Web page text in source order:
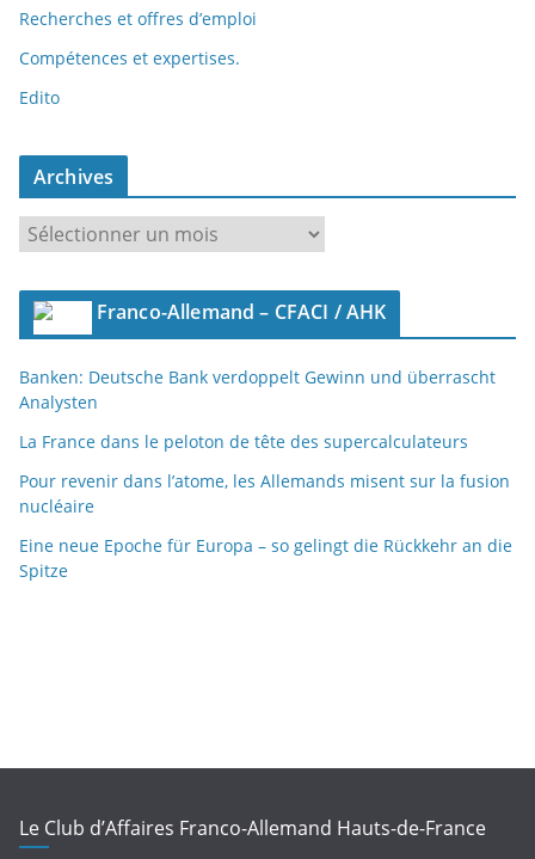
Recherches et offres d’emploi
Compétences et expertises.
Edito
Archives
r
c
v
e
s
Franco-Allemand – CFACI / AHK
Banken: Deutsche Bank verdoppelt Gewinn und überrascht
Analysten
La France dans le peloton de tête des supercalculateurs
Pour revenir dans l’atome, les Allemands misent sur la fusion
nucléaire
Eine neue Epoche für Europa – so gelingt die Rückkehr an die
Spitze
Le Club d’Affaires Franco-Allemand Hauts-de-France